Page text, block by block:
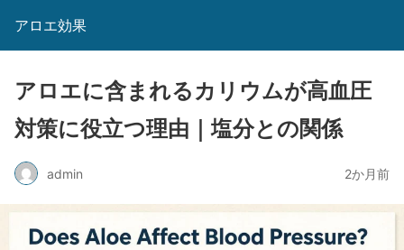
アロエ効果
アロエに含まれるカリウムが高血圧
対策に役立つ理由｜塩分との関係
admin 2か月前